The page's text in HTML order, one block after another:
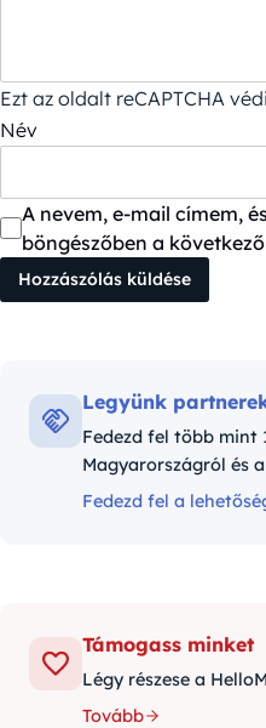
Ezt az oldalt reCAPTCHA
Név
A nevem, e-mail címem,
böngészőben a
Legyünk
Fedezd fel több mint
Magyarországról és
Fedezd fel a
Támogass minket
Légy részese a
Tovább